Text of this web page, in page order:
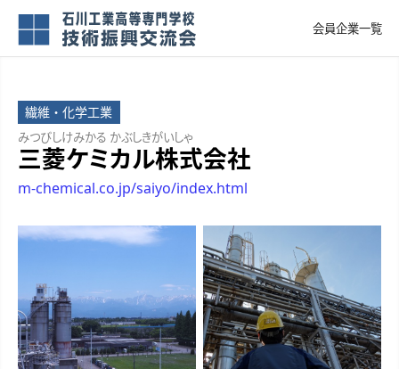
会員企業一覧
繊維・化学工業
三菱ケミカル株式会社
みつびしけみかる かぶしきがいしゃ
m-chemical.co.jp/saiyo/index.html